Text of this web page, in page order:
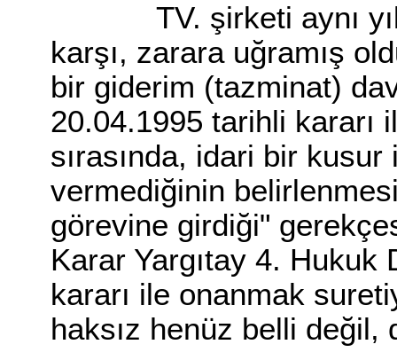
TV. şirketi aynı yıl
karşı, zarara uğramış
bir giderim (tazminat)
20.04.1995 tarihli kararı
sırasında, idari bir
vermediğinin
görevine girdiği"
Karar Yargıtay 4.
kararı ile onanmak
haksız henüz belli değil,